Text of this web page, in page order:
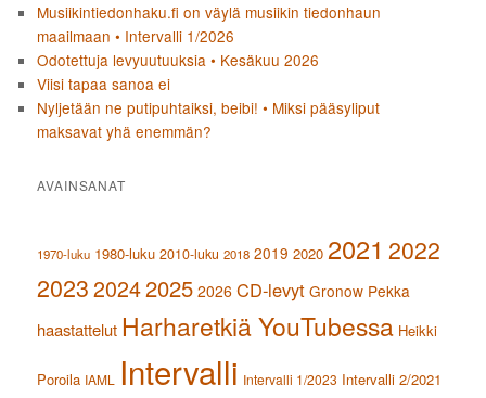
Musiikintiedonhaku.fi on väylä musiikin tiedonhaun
maailmaan • Intervalli 1/2026
Odotettuja levyuutuuksia • Kesäkuu 2026
Viisi tapaa sanoa ei
Nyljetään ne putipuhtaiksi, beibi! • Miksi pääsyliput
maksavat yhä enemmän?
AVAINSANAT
1970-luku 1980-luku 2010-luku 2018 2019 2020 2021 2022
202320242025 2026 CD-levyt Gronow Pekka
haastattelut Harharetkiä YouTubessa Heikki
Poroila IAML Intervalli Intervalli 1/2023 Intervalli 2/2021